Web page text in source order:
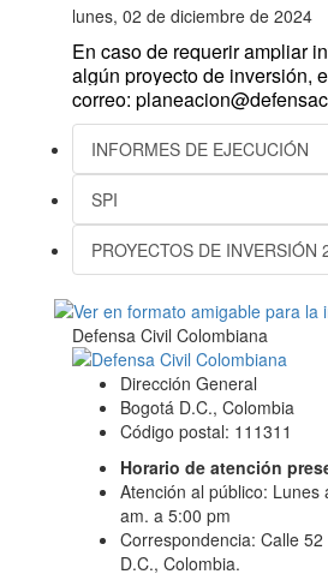
lunes, 02 de diciembre de 2024
En caso de requerir ampliar
algún proyecto de inversión,
correo:
INFORMES DE EJECUCIÓN
SPI
PROYECTOS DE INVERSIÓN
Defensa Civil Colombiana
Dirección General
Bogotá D.C., Colombia
Código postal: 111311
Horario de atención
Atención al público: Lunes
am. a 5:00 pm
Correspondencia: Calle
D.C., Colombia.